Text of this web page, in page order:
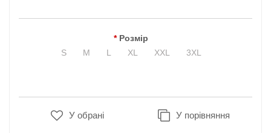
Розмір
S
M L XL XXL 3XL
У обрані У порівняння